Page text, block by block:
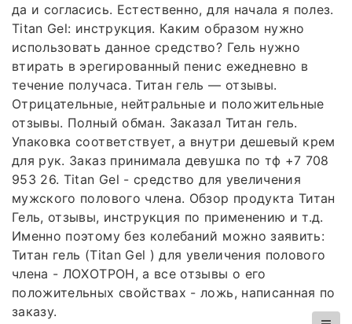
да и согласись. Естественно, для начала я полез.
Titan Gel: инструкция. Каким образом нужно
использовать данное средство? Гель нужно
втирать в эрегированный пенис ежедневно в
течение получаса. Титан гель — отзывы.
Отрицательные, нейтральные и положительные
отзывы. Полный обман. Заказал Титан гель.
Упаковка соответствует, а внутри дешевый крем
для рук. Заказ принимала девушка по тф +7 708
953 26. Titan Gel - средство для увеличения
мужского полового члена. Обзор продукта Титан
Гель, отзывы, инструкция по применению и т.д.
Именно поэтому без колебаний можно заявить:
Титан гель (Titan Gel ) для увеличения полового
члена - ЛОХОТРОН, а все отзывы о его
положительных свойствах - ложь, написанная по
заказу.